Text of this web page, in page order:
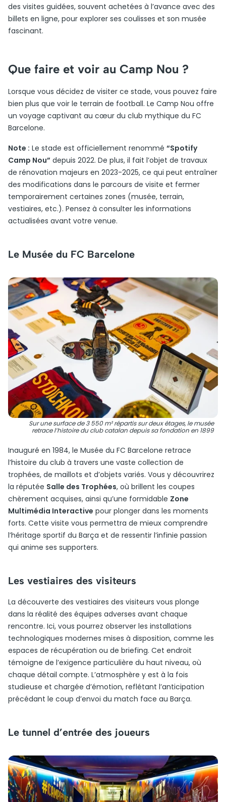
des visites guidées, souvent achetées à l’avance avec des
billets en ligne, pour explorer ses coulisses et son musée
fascinant.
Que faire et voir au Camp Nou ?
Lorsque vous décidez de visiter ce stade, vous pouvez faire
bien plus que voir le terrain de football. Le Camp Nou offre
un voyage captivant au cœur du club mythique du FC
Barcelone.
Note : Le stade est officiellement renommé “Spotify
Camp Nou” depuis 2022. De plus, il fait l’objet de travaux
de rénovation majeurs en 2023-2025, ce qui peut entraîner
des modifications dans le parcours de visite et fermer
temporairement certaines zones (musée, terrain,
vestiaires, etc.). Pensez à consulter les informations
actualisées avant votre venue.
Le Musée du FC Barcelone
Sur une surface de 3 550 m² répartis sur deux étages, le musée
retrace l’histoire du club catalan depuis sa fondation en 1899
Inauguré en 1984, le Musée du FC Barcelone retrace
l’histoire du club à travers une vaste collection de
trophées, de maillots et d’objets variés. Vous y découvrirez
la réputée Salle des Trophées, où brillent les coupes
chèrement acquises, ainsi qu’une formidable Zone
Multimédia Interactive pour plonger dans les moments
forts. Cette visite vous permettra de mieux comprendre
l’héritage sportif du Barça et de ressentir l’infinie passion
qui anime ses supporters.
Les vestiaires des visiteurs
La découverte des vestiaires des visiteurs vous plonge
dans la réalité des équipes adverses avant chaque
rencontre. Ici, vous pourrez observer les installations
technologiques modernes mises à disposition, comme les
espaces de récupération ou de briefing. Cet endroit
témoigne de l’exigence particulière du haut niveau, où
chaque détail compte. L’atmosphère y est à la fois
studieuse et chargée d’émotion, reflétant l’anticipation
précédant le coup d’envoi du match face au Barça.
Le tunnel d’entrée des joueurs